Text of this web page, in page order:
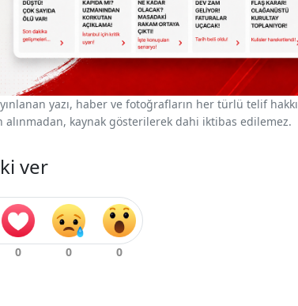
yazı, haber ve fotoğrafların her türlü telif hakkı
alınmadan, kaynak gösterilerek dahi iktibas edilemez.
ver